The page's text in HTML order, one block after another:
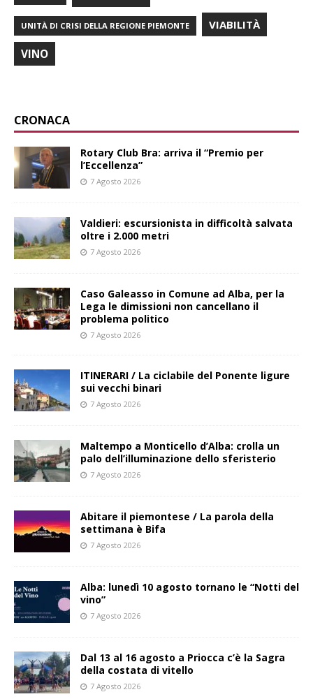
UNITÀ DI CRISI DELLA REGIONE PIEMONTE VIABILITÀ
VINO
CRONACA
Rotary Club Bra: arriva il “Premio per
l’Eccellenza”
7 Agosto 2026
Valdieri: escursionista in difficoltà salvata
oltre i 2.000 metri
7 Agosto 2026
Caso Galeasso in Comune ad Alba, per la
Lega le dimissioni non cancellano il
problema politico
7 Agosto 2026
ITINERARI / La ciclabile del Ponente ligure
sui vecchi binari
7 Agosto 2026
Maltempo a Monticello d’Alba: crolla un
palo dell’illuminazione dello sferisterio
7 Agosto 2026
Abitare il piemontese / La parola della
settimana è Bifa
7 Agosto 2026
Alba: lunedì 10 agosto tornano le “Notti del
vino”
7 Agosto 2026
Dal 13 al 16 agosto a Priocca c’è la Sagra
della costata di vitello
7 Agosto 2026